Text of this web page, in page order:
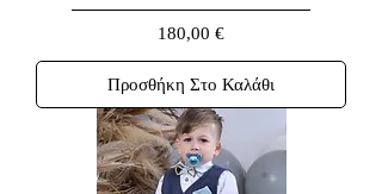
Τιμή
180,00 €
Προσθήκη Στο Καλάθι